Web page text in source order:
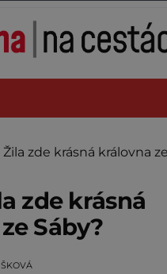
zde krásná královna
zde krásná
Sáby?